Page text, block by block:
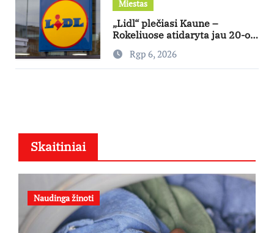
Miestas
„Lidl“ plečiasi Kaune –
Rokeliuose atidaryta jau 20-oji
parduotuvė mieste
Rgp 6, 2026
Skaitiniai
Naudinga žinoti